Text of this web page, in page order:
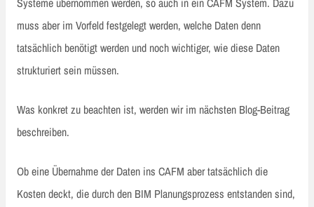
muss aber im Vorfeld festgelegt werden, welche Daten denn
tatsächlich benötigt werden und noch wichtiger, wie diese Daten
strukturiert sein müssen.
Was konkret zu beachten ist, werden wir im nächsten Blog-Beitrag
beschreiben.
Ob eine Übernahme der Daten ins CAFM aber tatsächlich die
Kosten deckt, die durch den BIM Planungsprozess entstanden sind,